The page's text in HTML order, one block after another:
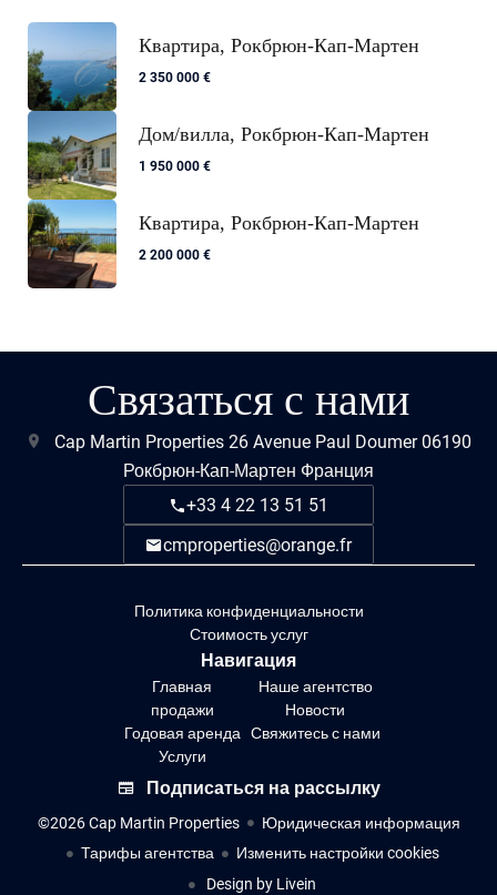
Квартира, Рокбрюн-Кап-Мартен
2 350 000 €
Дом/вилла, Рокбрюн-Кап-Мартен
1 950 000 €
Квартира, Рокбрюн-Кап-Мартен
2 200 000 €
Связаться с нами
Cap Martin Properties26 Avenue Paul Doumer06190
Рокбрюн-Кап-Мартен Франция
+33 4 22 13 51 51
cmproperties@orange.fr
Политика конфиденциальности
Стоимость услуг
Навигация
Главная
продажи
Годовая аренда
Услуги
Наше агентство
Новости
Свяжитесь с нами
Подписаться на рассылку
©2026 Cap Martin Properties
Юридическая информация
Тарифы агентства
Изменить настройки cookies
Design by Livein